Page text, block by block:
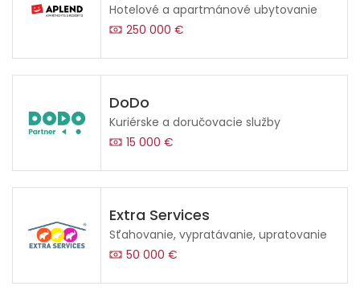
Hotelové a apartmánové ubytovanie
250 000 €
DoDo
Kuriérske a doručovacie služby
15 000 €
Extra Services
Sťahovanie, vypratávanie, upratovanie
50 000 €